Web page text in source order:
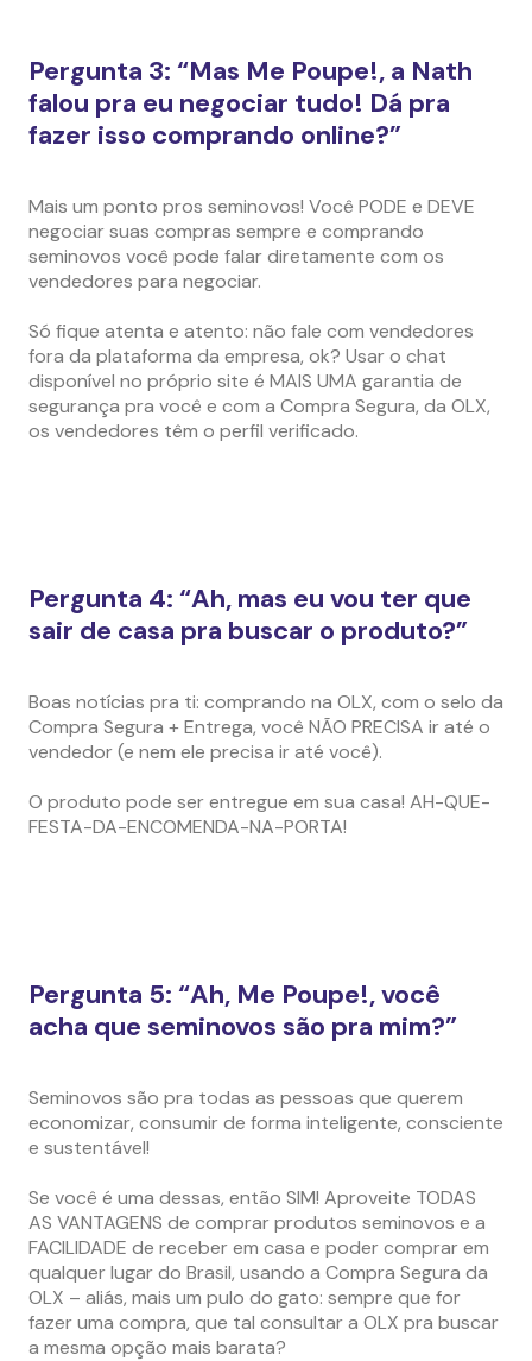
Pergunta 3: “Mas Me Poupe!, a Nath
falou pra eu negociar tudo! Dá pra
fazer isso comprando online?”
Mais um ponto pros seminovos! Você PODE e DEVE
negociar suas compras sempre e comprando
seminovos você pode falar diretamente com os
vendedores para negociar.
Só fique atenta e atento: não fale com vendedores
fora da plataforma da empresa, ok? Usar o chat
disponível no próprio site é MAIS UMA garantia de
segurança pra você e com a Compra Segura, da OLX,
os vendedores têm o perfil verificado.
Pergunta 4: “Ah, mas eu vou ter que
sair de casa pra buscar o produto?”
Boas notícias pra ti: comprando na OLX, com o selo da
Compra Segura + Entrega, você NÃO PRECISA ir até o
vendedor (e nem ele precisa ir até você).
O produto pode ser entregue em sua casa! AH-QUE-
FESTA-DA-ENCOMENDA-NA-PORTA!
Pergunta 5: “Ah, Me Poupe!, você
acha que seminovos são pra mim?”
Seminovos são pra todas as pessoas que querem
economizar, consumir de forma inteligente, consciente
e sustentável!
Se você é uma dessas, então SIM! Aproveite TODAS
AS VANTAGENS de comprar produtos seminovos e a
FACILIDADE de receber em casa e poder comprar em
qualquer lugar do Brasil, usando a Compra Segura da
OLX – aliás, mais um pulo do gato: sempre que for
fazer uma compra, que tal consultar a OLX pra buscar
a mesma opção mais barata?